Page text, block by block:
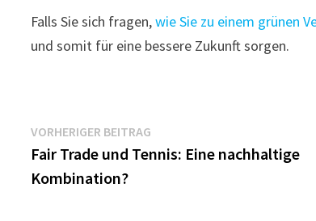
Falls Sie sich fragen,wie Sie zu einem grünen
und somit für eine bessere Zukunft sorgen.
Beitragsnavigation
VORHERIGER BEITRAG
Beitrag:
Fair Trade und Tennis: Eine nachhaltige
Kombination?